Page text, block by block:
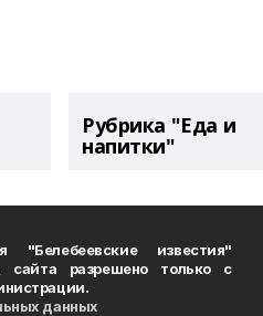
Рубрика "Еда и
напитки"
известия"
сайта разрешено только с
данных